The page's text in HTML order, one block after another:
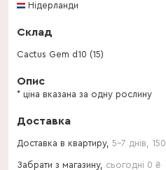
Нідерланди
Склад
Cactus Gem d10 (15)
Опис
* ціна вказана за одну рослину
Доставка
Доставка в квартиру, 5-7 днів 150
Забрати з магазину, сьогодні 0 ₴